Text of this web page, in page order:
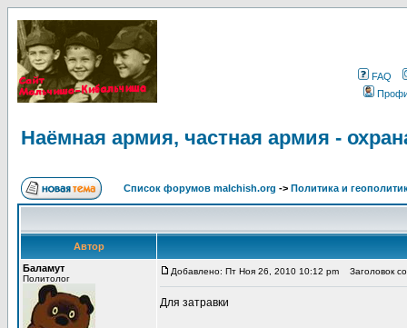
FAQ
Наёмная армия, частная армия -
Список форумов malchish.org -> Политика и
Автор
Баламут
Политолог
Добавлено: Пт Ноя 26, 2010 10:12 pm Заголовок
Для затравки